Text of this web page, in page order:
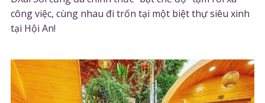
công việc, cùng nhau đi trốn tại một biệt thự siêu xinh
tại Hội An!